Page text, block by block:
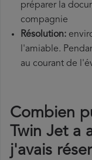
préparer la
compagnie
Résolution:
l'amiable.
au courant de
Combien
Twin Jet a
j'avais